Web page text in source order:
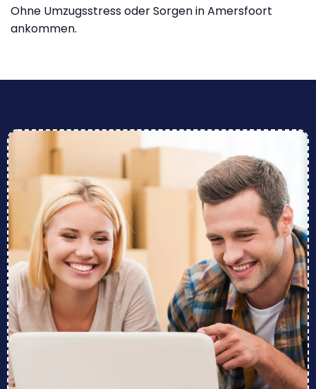
Ohne Umzugsstress oder Sorgen in Amersfoort
ankommen.